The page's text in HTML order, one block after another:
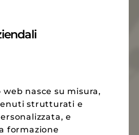
web nasce su misura,
strutturati e
e
formazione